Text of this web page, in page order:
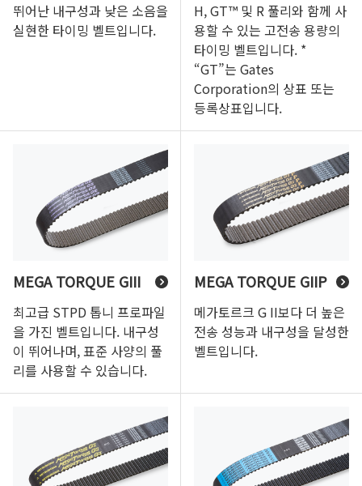
뛰어난 내구성과 낮은 소음을
실현한 타이밍 벨트입니다.
H, GT™ 및 R 풀리와 함께 사
용할 수 있는 고전송 용량의
타이밍 벨트입니다. *
“GT”는 Gates
Corporation의 상표 또는
등록상표입니다.
MEGA TORQUE GIII
최고급 STPD 톱니 프로파일
을 가진 벨트입니다. 내구성
이 뛰어나며, 표준 사양의 풀
리를 사용할 수 있습니다.
MEGA TORQUE GIIP
메가토르크 G II보다 더 높은
전송 성능과 내구성을 달성한
벨트입니다.